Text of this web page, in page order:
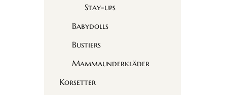
Stay-ups
Babydolls
Bustiers
Mammaunderkläder
Korsetter